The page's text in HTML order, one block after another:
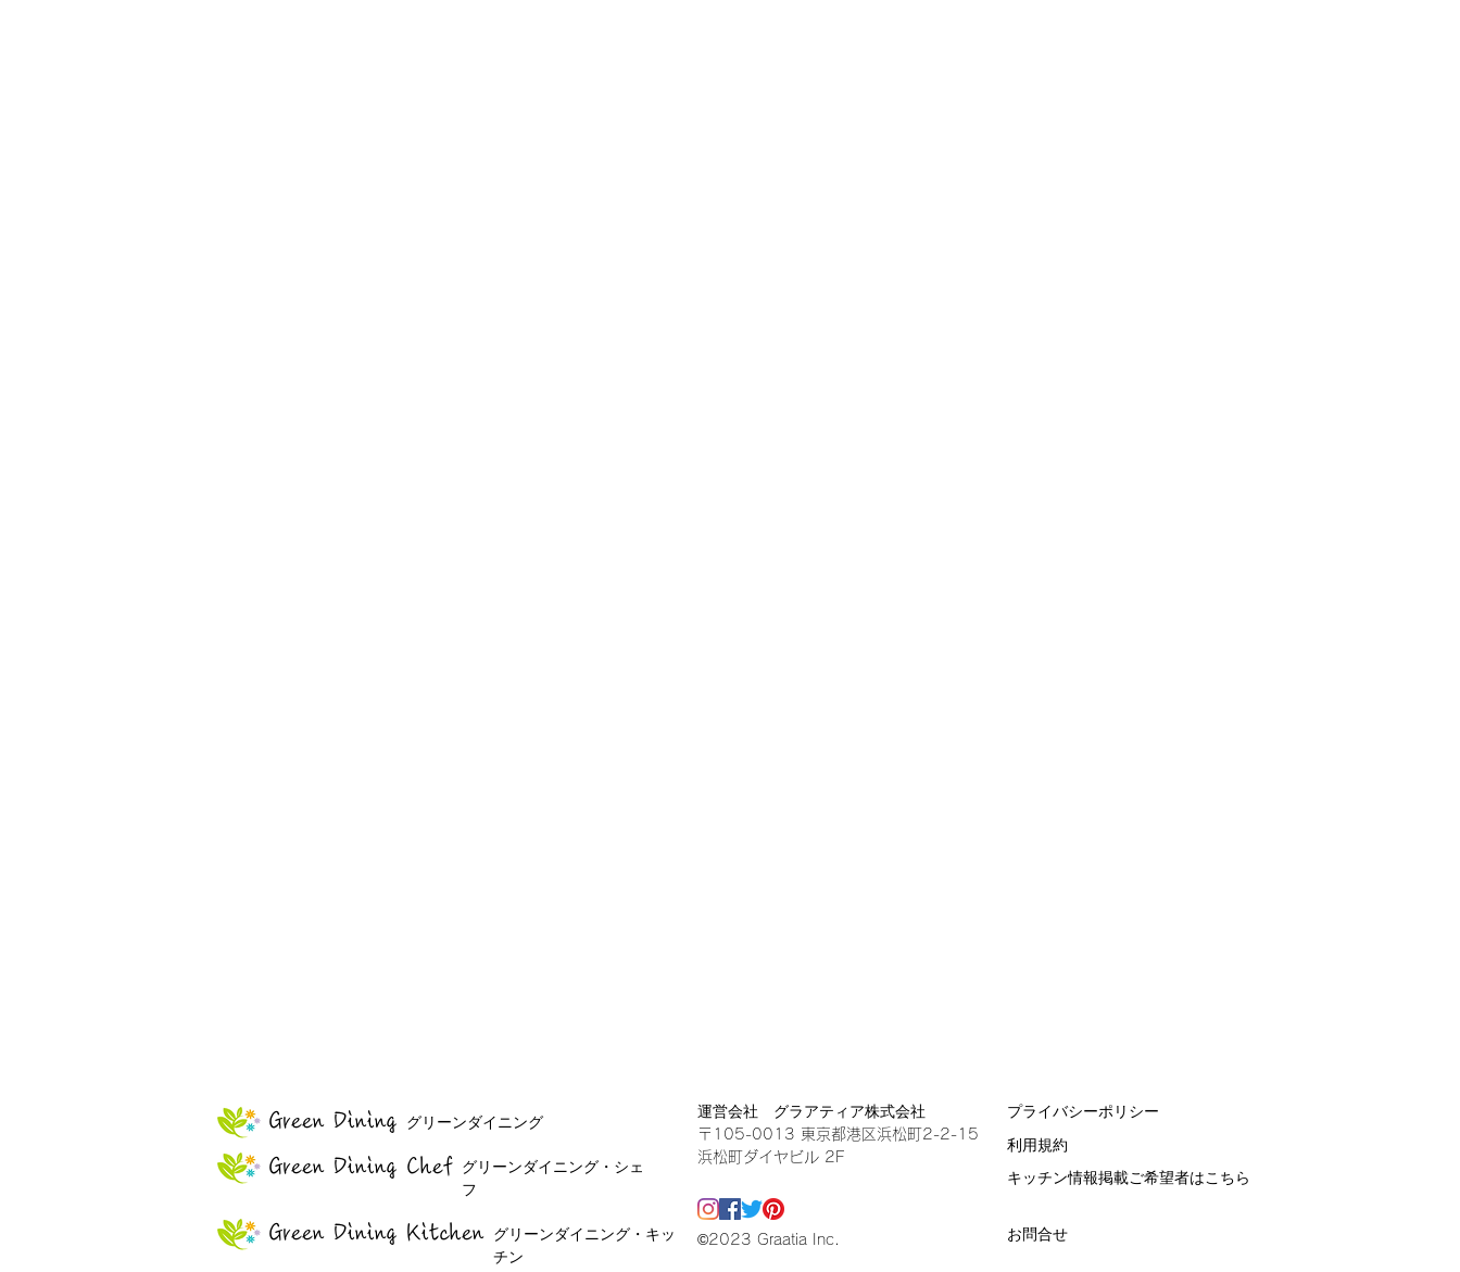
Green Dining グリーンダイニング
Green Dining Chef グリーンダイニング・シェ
フ
Green Dining Kitchen グリーンダイニング・キッ
チン
運営会社 グラアティア株式会社
〒105-0013 東京都港区浜松町2-2-15
浜松町ダイヤビル 2F
プライバシーポリシー
利用規約
キッチン情報掲載ご希望者はこちら
©2023 Graatia Inc. お問合せ